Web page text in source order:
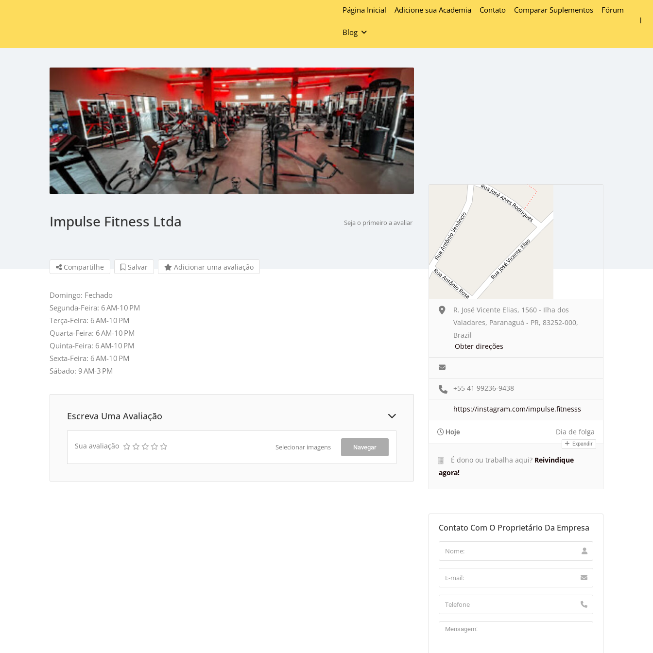
Página Inicial Adicione sua Academia Contato Comparar Suplementos Fórum
Blog
Impulse Fitness Ltda Seja o primeiro a avaliar
Compartilhe Salvar Adicionar uma avaliação
Domingo: Fechado
Segunda-Feira: 6 AM-10 PM
Terça-Feira: 6 AM-10 PM
Quarta-Feira: 6 AM-10 PM
Quinta-Feira: 6 AM-10 PM
Sexta-Feira: 6 AM-10 PM
Sábado: 9 AM-3 PM
Escreva Uma Avaliação
Sua avaliação Selecionar imagens Navegar
Leaflet
R. José Vicente Elias, 1560 - Ilha dos
Valadares, Paranaguá - PR, 83252-000,
Brazil
Obter direções
+55 41 99236-9438
https://instagram.com/impulse.fitnesss
Hoje Dia de folga
Expandir
É dono ou trabalha aqui? Reivindique
agora!
Contato Com O Proprietário Da Empresa